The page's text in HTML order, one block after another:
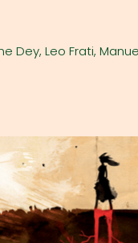
Dey, Leo Frati,